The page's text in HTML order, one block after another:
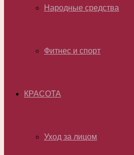
Народные средства
Фитнес и спорт
КРАСОТА
Уход за лицом